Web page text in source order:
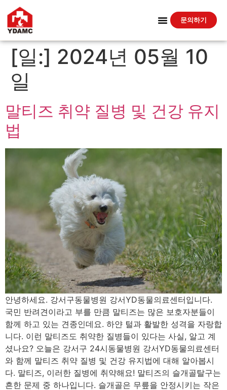
문의하기
[일:] 2024년 05월 10
일
말티즈 취약 질병 및 건강 유지
법
안녕하세요. 강서구동물병원 강서YD동물의료센터입니다.
국민 반려견이라고 부를 만큼 말티즈는 많은 보호자분들이
함께 하고 있는 견종인데요. 하얀 털과 활발한 성격을 자랑합
니다. 이런 말티즈도 취약한 질병들이 있다는 사실, 알고 계
셨나요? 오늘은 강서구 24시동물병원 강서YD동물의료센터
와 함께 말티즈 취약 질병 및 건강 유지법에 대해 알아봅시
다. 말티즈, 이러한 질병에 취약해요! 말티즈의 슬개골탈구는
흔한 문제 중 하나입니다. 슬개골은 무릎을 안정시키는 작은